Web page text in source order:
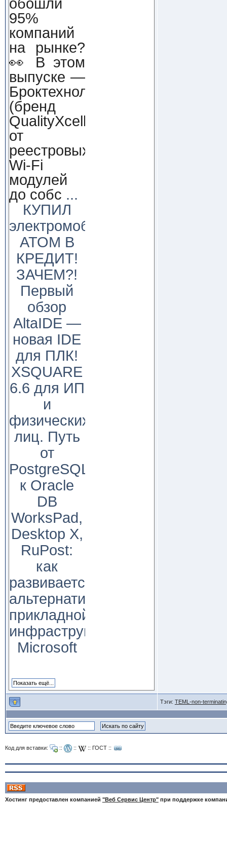
95%
компаний
на рынке?
👀 В этом
выпуске —
Броктехнолоджи
(бренд
QualityXcellence):
от
реестровых
Wi-Fi
модулей
до собс ...
КУПИЛ
электромобиль
АТОМ В
КРЕДИТ!
ЗАЧЕМ?!
Первый
обзор
AltaIDE —
новая IDE
для ПЛК!
XSQUARE
6.6 для ИП
и
физических
лиц. Путь
от
PostgreSQL
к Oracle
DB
WorksPad,
Desktop X,
RuPost:
как
развивается
альтернатива
прикладной
инфраструктуре
Microsoft
Тэги: TEML-non-
Код для вставки: :: :: :: ГОСТ::
Хостинг предоставлен компанией "Веб Сервис Центр"при поддержке